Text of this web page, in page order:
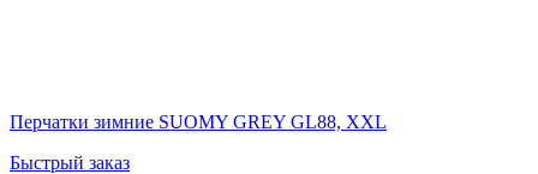
Перчатки зимние SUOMY GREY GL88, XXL
Быстрый заказ